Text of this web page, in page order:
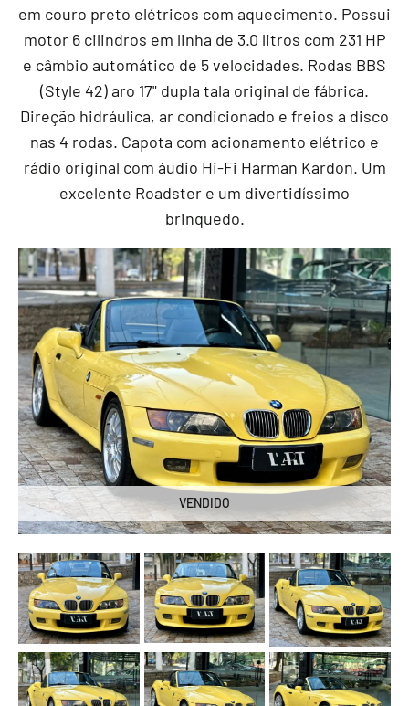
em couro preto elétricos com aquecimento. Possui
motor 6 cilindros em linha de 3.0 litros com 231 HP
e câmbio automático de 5 velocidades. Rodas BBS
(Style 42) aro 17" dupla tala original de fábrica.
Direção hidráulica, ar condicionado e freios a disco
nas 4 rodas. Capota com acionamento elétrico e
rádio original com áudio Hi-Fi Harman Kardon. Um
excelente Roadster e um divertidíssimo
brinquedo.
VENDIDO